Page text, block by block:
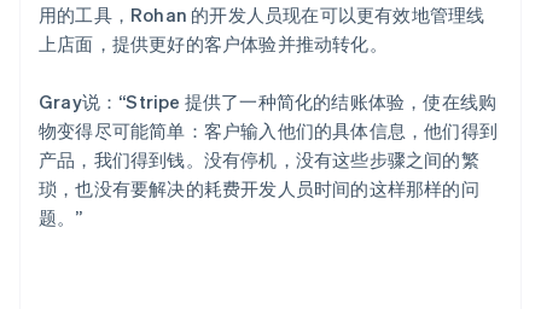
用的工具，Rohan 的开发人员现在可以更有效地管理线
上店面，提供更好的客户体验并推动转化。
Gray说：“Stripe 提供了一种简化的结账体验，使在线购
物变得尽可能简单：客户输入他们的具体信息，他们得到
产品，我们得到钱。没有停机，没有这些步骤之间的繁
琐，也没有要解决的耗费开发人员时间的这样那样的问
题。”